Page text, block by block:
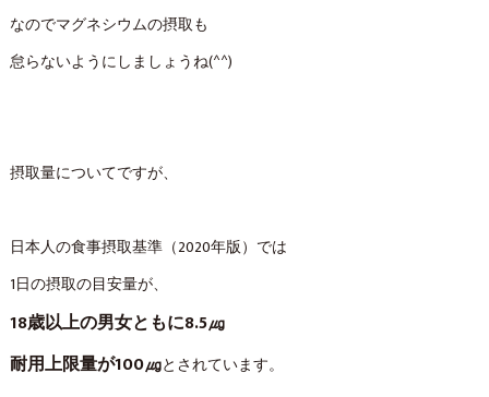
なのでマグネシウムの摂取も
怠らないようにしましょうね(^^)
摂取量についてですが、
日本人の食事摂取基準（2020年版）では
1日の摂取の目安量が、
18歳以上の男女ともに8.5㎍
耐用上限量が100㎍とされています。